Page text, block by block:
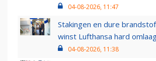
04-08-2026, 11:47
Stakingen en dure
winst Lufthansa hard
04-08-2026, 11:38